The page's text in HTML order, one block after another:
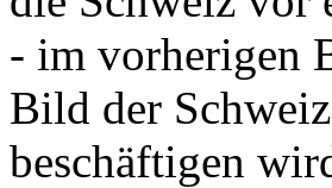
- im vorherigen
Bild der
beschäftigen